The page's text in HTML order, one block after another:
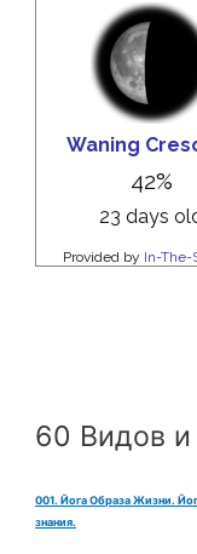
60 Видов
001. Йога Образа Жизни.
знания.